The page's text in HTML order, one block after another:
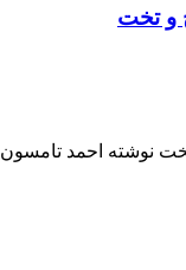
و تخت
نوشته احمد تامسون